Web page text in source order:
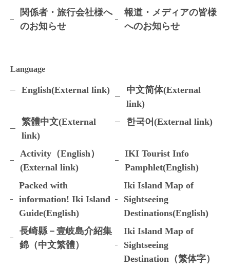
関係者・旅行会社様へ
のお知らせ
報道・メディアの皆様
へのお知らせ
Language
English(External link)
中文简体(External
link)
繁體中文(External
link)
한국어(External link)
Activity（English）
(External link)
IKI Tourist Info
Pamphlet(English)
Packed with
information! Iki Island
Guide(English)
Iki Island Map of
Sightseeing
Destinations(English)
長崎縣－壹岐島介紹集
錦（中文繁體）
Iki Island Map of
Sightseeing
Destination（繁体字）